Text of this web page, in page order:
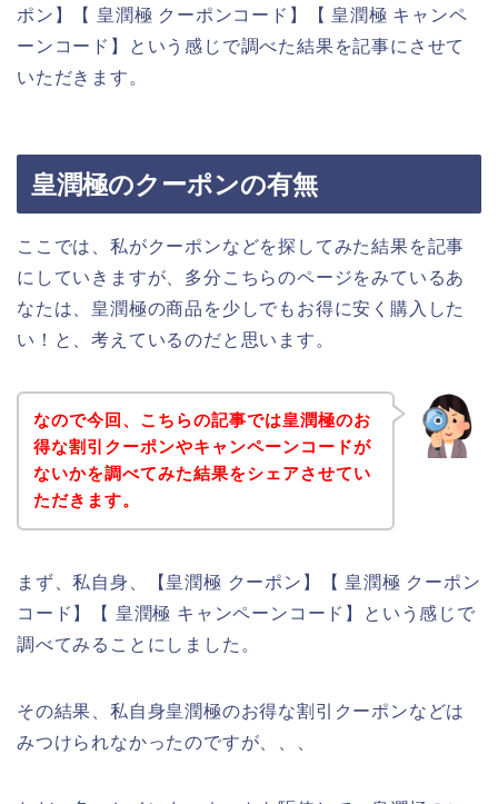
ポン】【 皇潤極 クーポンコード】【 皇潤極 キャンペ
ーンコード】という感じで調べた結果を記事にさせて
いただきます。
皇潤極のクーポンの有無
ここでは、私がクーポンなどを探してみた結果を記事
にしていきますが、多分こちらのページをみているあ
なたは、皇潤極の商品を少しでもお得に安く購入した
い！と、考えているのだと思います。
なので今回、こちらの記事では皇潤極のお
得な割引クーポンやキャンペーンコードが
ないかを調べてみた結果をシェアさせてい
ただきます。
まず、私自身、【皇潤極 クーポン】【 皇潤極 クーポン
コード】【 皇潤極 キャンペーンコード】という感じで
調べてみることにしました。
その結果、私自身皇潤極のお得な割引クーポンなどは
みつけられなかったのですが、、、